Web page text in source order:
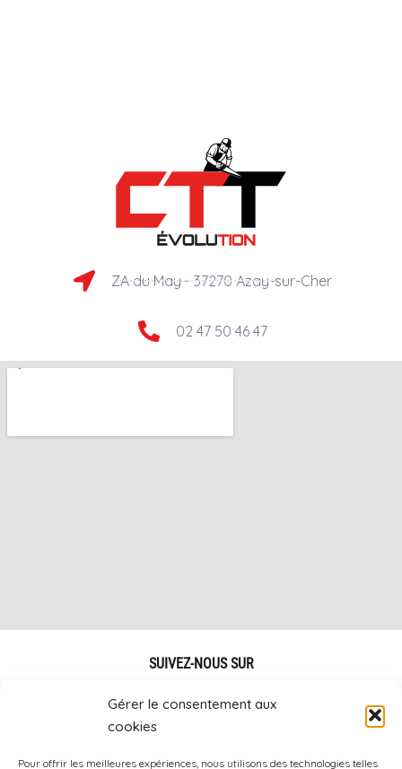
Gérer le consentement aux
cookies
Pour offrir les meilleures expériences, nous utilisons des technologies telles
ZA du May - 37270 Azay-sur-Cher​
02 47 50 46 47
SUIVEZ-NOUS SUR